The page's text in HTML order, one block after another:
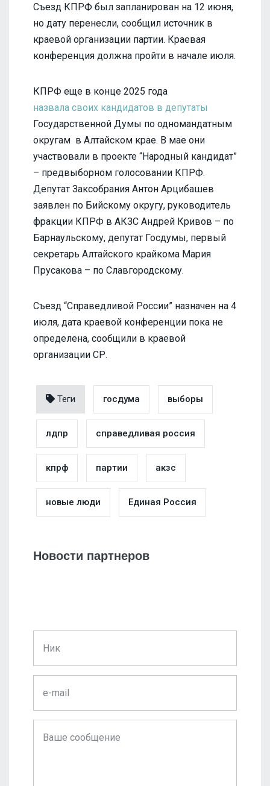
Съезд КПРФ был запланирован на 12 июня,
но дату перенесли, сообщил источник в
краевой организации партии. Краевая
конференция должна пройти в начале июля.
КПРФ еще в конце 2025 года
назвала своих кандидатов в депутаты
Государственной Думы по одномандатным
округам в Алтайском крае. В мае они
участвовали в проекте “Народный кандидат”
– предвыборном голосовании КПРФ.
Депутат Заксобрания Антон Арцибашев
заявлен по Бийскому округу, руководитель
фракции КПРФ в АКЗС Андрей Кривов – по
Барнаульскому, депутат Госдумы, первый
секретарь Алтайского крайкома Мария
Прусакова – по Славгородскому.
Съезд “Справедливой России” назначен на 4
июля, дата краевой конференции пока не
определена, сообщили в краевой
организации СР.
Теги госдума выборы
лдпр справедливая россия
кпрф партии акзс
новые люди Единая Россия
Новости партнеров